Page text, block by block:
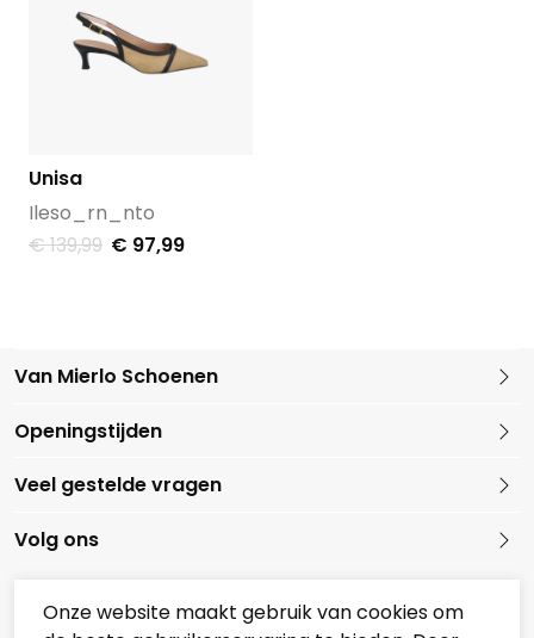
Unisa
Ileso_rn_nto
€ 139,99 € 97,99
Van Mierlo Schoenen
Openingstijden
Veel gestelde vragen
Volg ons
Onze website maakt gebruik van cookies om